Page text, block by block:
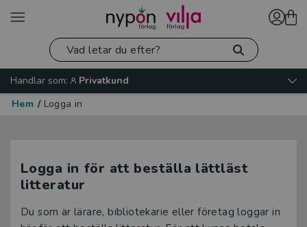
Handlar som:
Privatkund
Hem / Logga in
Logga in för att beställa lättläst
litteratur
Du som är lärare, bibliotekarie eller företag loggar in